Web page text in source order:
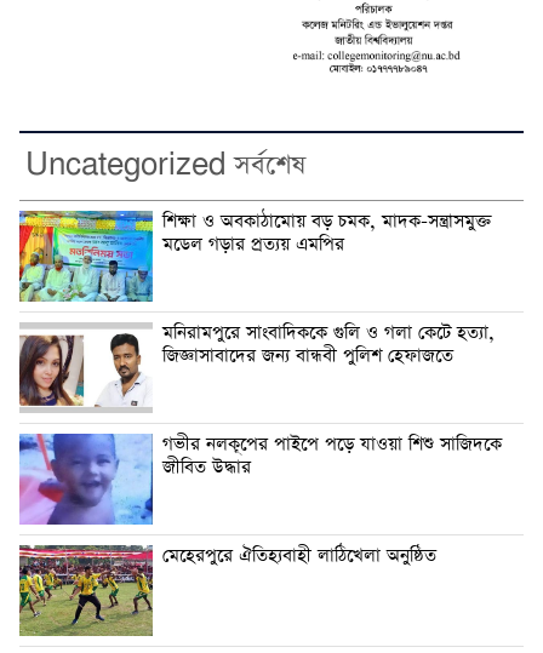
Uncategorized সর্বশেষ
শিক্ষা ও অবকাঠামোয় বড় চমক, মাদক-সন্ত্রাসমুক্ত
মডেল গড়ার প্রত্যয় এমপির
মনিরামপুরে সাংবাদিককে গুলি ও গলা কেটে হত্যা,
জিজ্ঞাসাবাদের জন্য বান্ধবী পুলিশ হেফাজতে
গভীর নলকূপের পাইপে পড়ে যাওয়া শিশু সাজিদকে
জীবিত উদ্ধার
মেহেরপুরে ঐতিহ্যবাহী লাঠিখেলা অনুষ্ঠিত